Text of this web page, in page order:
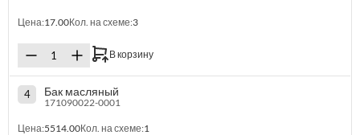
Цена:17.00Кол. на схеме:3
В корзину
4 Бак масляный
171090022-0001
Цена:5514.00Кол. на схеме:1